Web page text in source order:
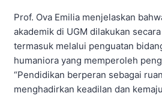
Prof. Ova Emilia menjelaskan
akademik di UGM dilakukan
termasuk melalui penguatan
humaniora yang memperoleh
“Pendidikan berperan sebagai
menghadirkan keadilan dan